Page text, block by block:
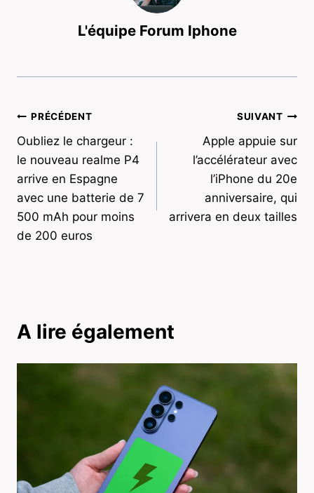
L'équipe Forum Iphone
Navigation
de
l’article
PRÉCÉDENT
Oubliez le chargeur :
le nouveau realme P4
arrive en Espagne
avec une batterie de 7
500 mAh pour moins
de 200 euros
SUIVANT
Apple appuie sur
l’accélérateur avec
l’iPhone du 20e
anniversaire, qui
arrivera en deux tailles
A lire également